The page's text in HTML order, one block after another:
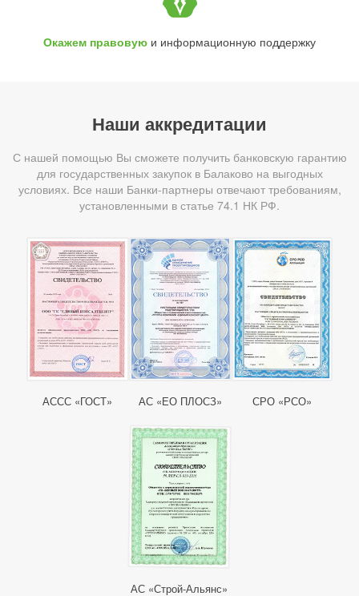
Окажем правовую и информационную поддержку
Наши аккредитации
С нашей помощью Вы сможете получить банковскую гарантию
для государственных закупок в Балаково на выгодных
условиях. Все наши Банки-партнеры отвечают требованиям,
установленными в статье 74.1 НК РФ.
АССС «ГОСТ» АС «ЕО ПЛОСЗ» СРО «РСО»
АС «Строй-Альянс»